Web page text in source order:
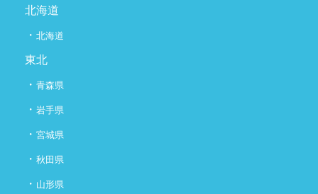
北海道
・ 北海道
東北
・ 青森県
・ 岩手県
・ 宮城県
・ 秋田県
・ 山形県